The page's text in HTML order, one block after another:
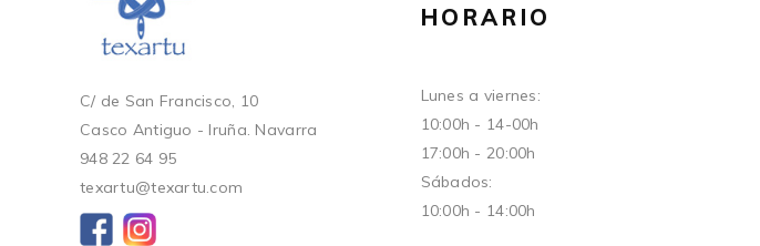
C/ de San Francisco, 10
Casco Antiguo - Iruña. Navarra
948 22 64 95
texartu@texartu.com
HORARIO
Lunes a viernes:
10:00h - 14-00h
17:00h - 20:00h
Sábados:
10:00h - 14:00h